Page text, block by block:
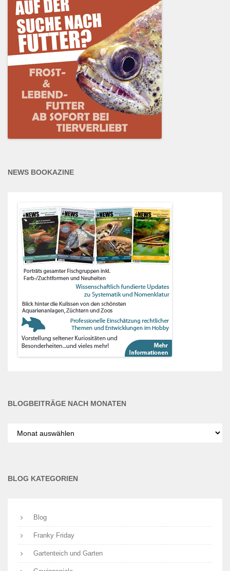
NEWS BOOKAZINE
BLOGBEITRÄGE NACH MONATEN
nach
BLOG KATEGORIEN
Blog
Franky Friday
Gartenteich und Garten